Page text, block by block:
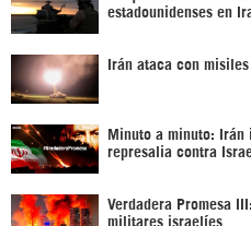
estadounidenses en
Irán ataca con
Minuto a minuto: Irán
represalia contra
Verdadera Promesa
militares israelíes